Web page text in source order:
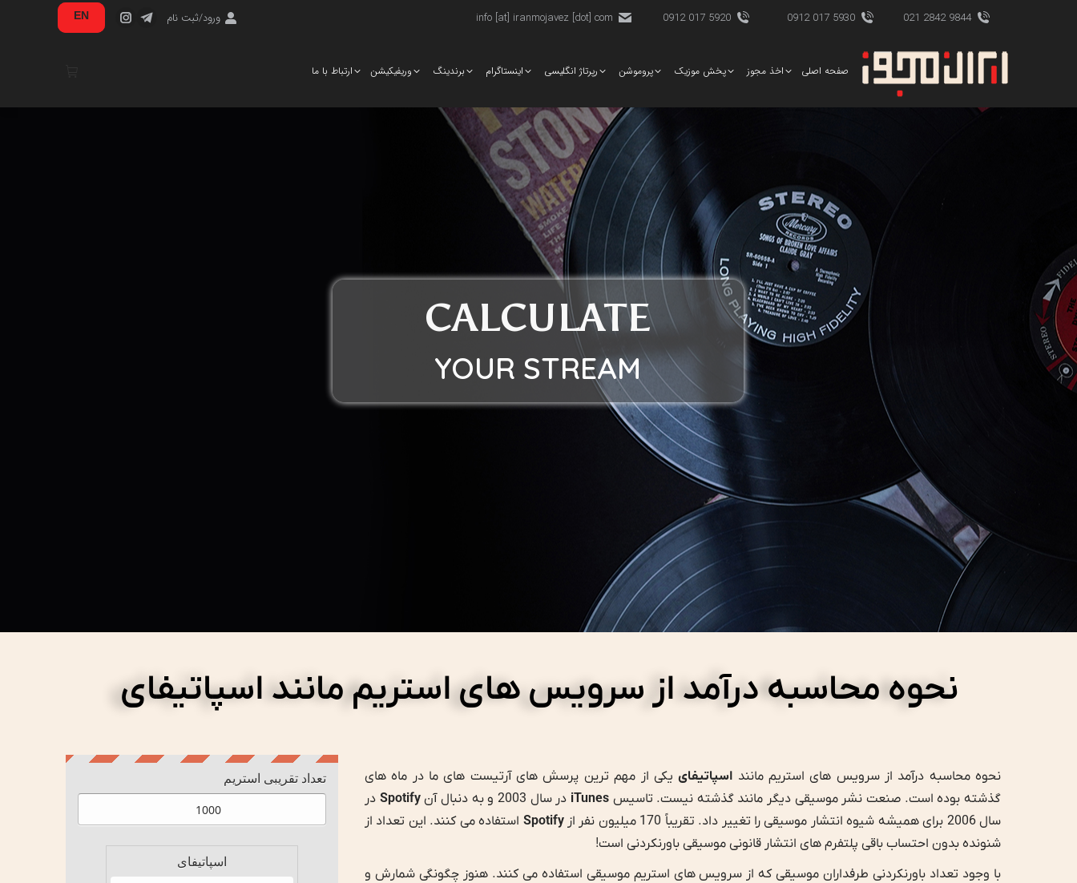
9844 2842 021
5930 017 0912
5920 017 0912
info [at] iranmojavez [dot] com ورود/ثبت نام EN
صفحه اصلی اخذ مجوز پخش موزیک پروموشن رپرتاژ انگلیسی اینستاگرام برندینگ وریفیکیشن ارتباط با ما
CALCULATE
YOUR STREAM
نحوه محاسبه درآمد از سرویس های استریم مانند اسپاتیفای
نحوه محاسبه درآمد از سرویس های استریم مانند اسپاتیفاییکی از مهم ترین پرسش های آرتیست های ما در ماه های
گذشته بوده است. صنعت نشر موسیقی دیگر مانند گذشته نیست. تاسیسiTunes در سال 2003 و به دنبال آن Spotify در
سال 2006 برای همیشه شیوه انتشار موسیقی را تغییر داد. تقریباً 170 میلیون نفر از
Spotify استفاده می کنند. این تعداد از
شنونده بدون احتساب باقی پلتفرم های انتشار قانونی موسیقی باورنکردنی است!
با وجود تعداد باورنکردنی طرفداران موسیقی که از سرویس های استریم موسیقی استفاده می کنند. هنوز چگونگی شمارش و
تعداد تقریبی استریم
اسپاتیفای